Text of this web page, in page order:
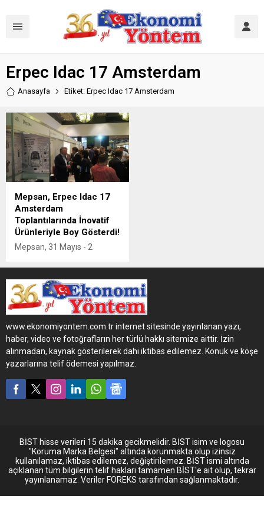
Erpec Idac 17 Amsterdam
Anasayfa Etiket: Erpec Idac 17 Amsterdam
Mepsan, Erpec Idac 17
Amsterdam
Toplantılarında İnovatif
Ürünleriyle Boy Gösterdi!
Mepsan, 31 Mayıs - 2
Amsterdam’da düzenlenen
Erpec Idac 17 etkiliğinde
yenilikleriyle yer aldı.
www.ekonomiyontem.com.tr internet sitesinde yayınlanan yazı,
haber, video ve fotoğrafların her türlü hakkı sitemize aittir. İzin
alınmadan, kaynak gösterilerek dahi iktibas edilemez. Konuk ve köşe
yazarlarına telif ödemesi yapılmaz.
BİST hisse verileri 15 dakika gecikmelidir. BİST isim ve logosu
"Koruma Marka Belgesi" altında korunmakta olup izinsiz
kullanılamaz, iktibas edilemez, değiştirilemez. BİST ismi altında
açıklanan tüm bilgilerin telif hakları tamamen BİST'e ait olup, tekrar
yayınlanamaz. Veriler FOREKS tarafından sağlanmaktadır.